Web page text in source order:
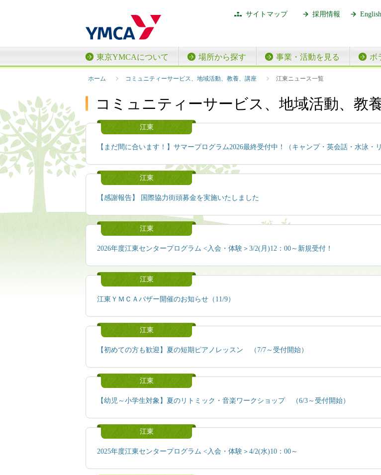
English
採用情報
サイトマップ
東京YMCAについて 場所から探す 事業・活動を見る ボ
ホーム コミュニティーサービス、地域活動、教養、講座 江東ニュース一覧
コミュニティーサービス、地域活動、教
江東
【まだ間に合います！】サマープログラム2026最終受付中！（キャンプ・英会話・水泳・
江東
【感謝報告】 国際協力街頭募金を実施いたしました
江東
2026年度江東センタープログラム <入会・体験＞3/2(月)12：00～新規受付！
江東
江東ＹＭＣＡバザー開催のお知らせ（11/9）
江東
【初めての方も歓迎】夏の短期ピアノレッスン （7/7～受付開始）
江東
【幼児～小学生対象】夏のリトミック・音楽ワークショップ （6/3～受付開始）
江東
2025年度江東センタープログラム <入会・体験＞4/2(水)10：00～